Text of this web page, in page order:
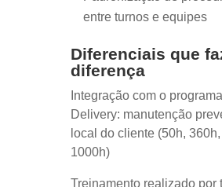
entre turnos e equipes
Diferenciais que
diferença
Integração com o
Delivery: manutenção
local do cliente (50h,
1000h)
Treinamento realizado por